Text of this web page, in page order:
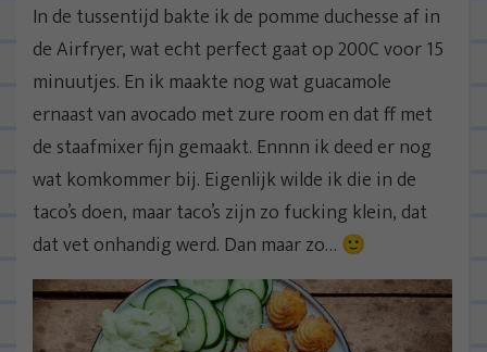
In de tussentijd bakte ik de pomme duchesse af in
de Airfryer, wat echt perfect gaat op 200C voor 15
minuutjes. En ik maakte nog wat guacamole
ernaast van avocado met zure room en dat ff met
de staafmixer fijn gemaakt. Ennnn ik deed er nog
wat komkommer bij. Eigenlijk wilde ik die in de
taco’s doen, maar taco’s zijn zo fucking klein, dat
dat vet onhandig werd. Dan maar zo… 🙂